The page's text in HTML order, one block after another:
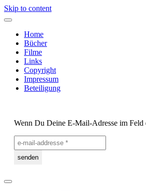
Skip to content
Home
Bücher
Filme
Links
Copyright
Impressum
Beteiligung
Wenn Du Deine E-Mail-Adresse im Feld